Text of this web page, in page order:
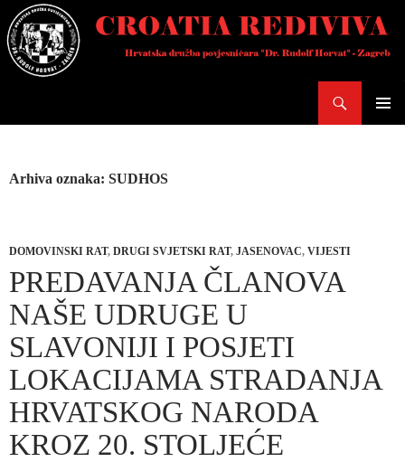
Skoči
do
sadržaja
Arhiva oznaka: SUDHOS
DOMOVINSKI RAT, DRUGI SVJETSKI RAT, JASENOVAC, VIJESTI
PREDAVANJA ČLANOVA
NAŠE UDRUGE U
SLAVONIJI I POSJETI
LOKACIJAMA STRADANJA
HRVATSKOG NARODA
KROZ 20. STOLJEĆE